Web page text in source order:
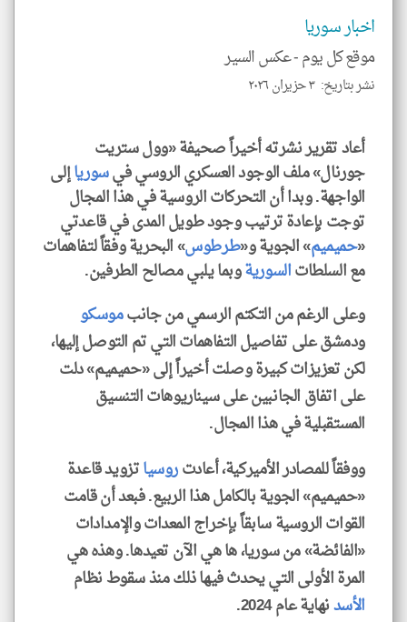
اخبار سوريا
موقع كل يوم -عكس السير
نشر بتاريخ: ٣ حزيران ٢٠٢٦
أعاد تقرير نشرته أخيراً صحيفة «وول ستريت
جورنال» ملف الوجود العسكري الروسي فيسورياإلى
الواجهة. وبدا أن التحركات الروسية في هذا المجال
توجت بإعادة ترتيب وجود طويل المدى في قاعدتي
«حميميم» الجوية و«طرطوس» البحرية وفقاً لتفاهمات
مع السلطاتالسوريةوبما يلبي مصالح الطرفين.
وعلى الرغم من التكتم الرسمي من جانبموسكو
ودمشق على تفاصيل التفاهمات التي تم التوصل إليها،
لكن تعزيزات كبيرة وصلت أخيراً إلى «حميميم» دلت
على اتفاق الجانبين على سيناريوهات التنسيق
المستقبلية في هذا المجال.
ووفقاً للمصادر الأميركية، أعادتروسياتزويد قاعدة
«حميميم» الجوية بالكامل هذا الربيع. فبعد أن قامت
القوات الروسية سابقاً بإخراج المعدات والإمدادات
«الفائضة» من سوريا، ها هي الآن تعيدها. وهذه هي
المرة الأولى التي يحدث فيها ذلك منذ سقوط نظام
الأسدنهاية عام 2024.
klyoum.com